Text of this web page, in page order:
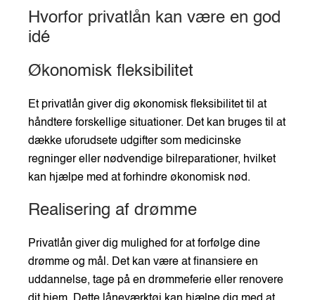
Hvorfor privatlån kan være en god
idé
Økonomisk fleksibilitet
Et privatlån giver dig økonomisk fleksibilitet til at
håndtere forskellige situationer. Det kan bruges til at
dække uforudsete udgifter som medicinske
regninger eller nødvendige bilreparationer, hvilket
kan hjælpe med at forhindre økonomisk nød.
Realisering af drømme
Privatlån giver dig mulighed for at forfølge dine
drømme og mål. Det kan være at finansiere en
uddannelse, tage på en drømmeferie eller renovere